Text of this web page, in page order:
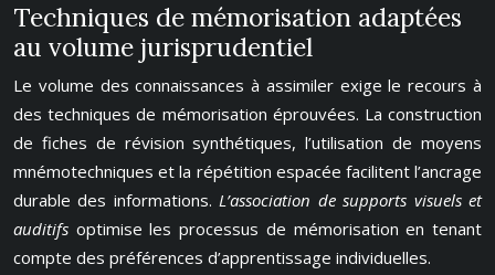
Techniques de mémorisation adaptées
au volume jurisprudentiel
Le volume des connaissances à assimiler exige le recours à
des techniques de mémorisation éprouvées. La construction
de fiches de révision synthétiques, l’utilisation de moyens
mnémotechniques et la répétition espacée facilitent l’ancrage
durable des informations.L’association de supports visuels et
auditifs optimise les processus de mémorisation en tenant
compte des préférences d’apprentissage individuelles.